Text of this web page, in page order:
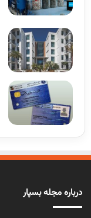
درباره مجله بسپار